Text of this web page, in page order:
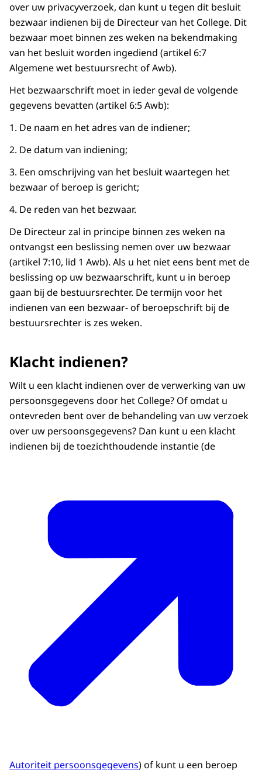
over uw privacyverzoek, dan kunt u tegen dit besluit
bezwaar indienen bij de Directeur van het College. Dit
bezwaar moet binnen zes weken na bekendmaking
van het besluit worden ingediend (artikel 6:7
Algemene wet bestuursrecht of Awb).
Het bezwaarschrift moet in ieder geval de volgende
gegevens bevatten (artikel 6:5 Awb):
1. De naam en het adres van de indiener;
2. De datum van indiening;
3. Een omschrijving van het besluit waartegen het
bezwaar of beroep is gericht;
4. De reden van het bezwaar.
De Directeur zal in principe binnen zes weken na
ontvangst een beslissing nemen over uw bezwaar
(artikel 7:10, lid 1 Awb). Als u het niet eens bent met de
beslissing op uw bezwaarschrift, kunt u in beroep
gaan bij de bestuursrechter. De termijn voor het
indienen van een bezwaar- of beroepschrift bij de
bestuursrechter is zes weken.
Klacht indienen?
Wilt u een klacht indienen over de verwerking van uw
persoonsgegevens door het College? Of omdat u
ontevreden bent over de behandeling van uw verzoek
over uw persoonsgegevens? Dan kunt u een klacht
indienen bij de toezichthoudende instantie (de
Autoriteit persoonsgegevens) of kunt u een beroep